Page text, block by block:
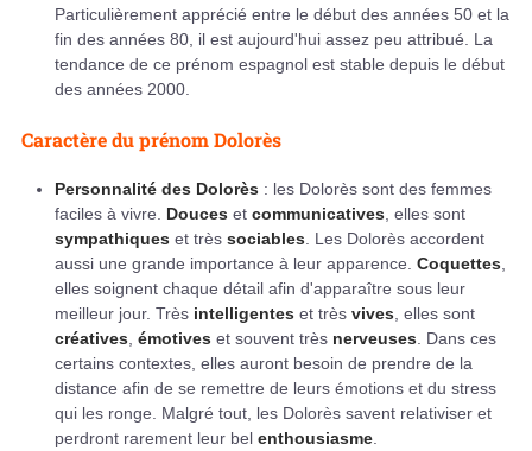
Particulièrement apprécié entre le début des années 50 et la
fin des années 80, il est aujourd'hui assez peu attribué. La
tendance de ce prénom espagnol est stable depuis le début
des années 2000.
Caractère du prénom Dolorès
Personnalité des Dolorès : les Dolorès sont des femmes
faciles à vivre. Douces et communicatives , elles sont
sympathiques et très sociables . Les Dolorès accordent
aussi une grande importance à leur apparence. Coquettes
elles soignent chaque détail afin d'apparaître sous leur
meilleur jour. Très intelligentes et très vives , elles sont
créatives émotives et souvent très nerveuses . Dans ces
certains contextes, elles auront besoin de prendre de la
distance afin de se remettre de leurs émotions et du stress
qui les ronge. Malgré tout, les Dolorès savent relativiser et
perdront rarement leur bel enthousiasme